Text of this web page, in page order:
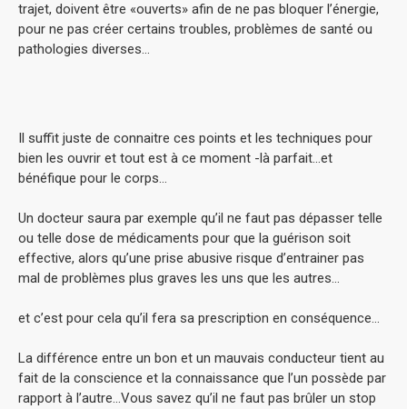
trajet, doivent être «ouverts» afin de ne pas bloquer l’énergie,
pour ne pas créer certains troubles, problèmes de santé ou
pathologies diverses…
Il suffit juste de connaitre ces points et les techniques pour
bien les ouvrir et tout est à ce moment -là parfait…et
bénéfique pour le corps…
Un docteur saura par exemple qu’il ne faut pas dépasser telle
ou telle dose de médicaments pour que la guérison soit
effective, alors qu’une prise abusive risque d’entrainer pas
mal de problèmes plus graves les uns que les autres…
et c’est pour cela qu’il fera sa prescription en conséquence…
La différence entre un bon et un mauvais conducteur tient au
fait de la conscience et la connaissance que l’un possède par
rapport à l’autre…Vous savez qu’il ne faut pas brûler un stop